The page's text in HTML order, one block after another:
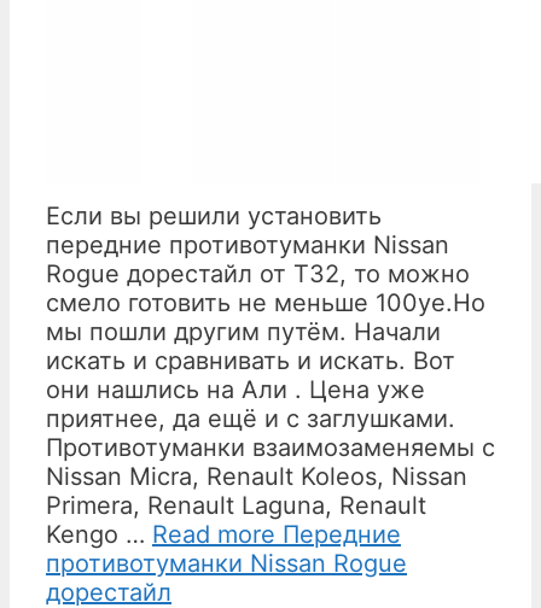
Если вы решили установить
передние противотуманки Nissan
Rogue дорестайл от Т32, то можно
смело готовить не меньше 100уе.Но
мы пошли другим путём. Начали
искать и сравнивать и искать. Вот
они нашлись на Али . Цена уже
приятнее, да ещё и с заглушками.
Противотуманки взаимозаменяемы с
Nissan Micra, Renault Koleos, Nissan
Primera, Renault Laguna, Renault
Kengo … Read more Передние
противотуманки Nissan Rogue
дорестайл